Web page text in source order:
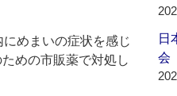
めまいの症状を感じ
めの市販薬で対処し
日
会